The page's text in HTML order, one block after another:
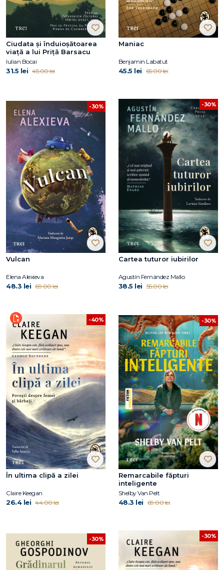
Ciudata și înduioșătoarea
viață a lui Priță Barsacu
Iulian Bocai
31.5 lei 45.00 lei
Maniac
Benjamin Labatut
45.5 lei 65.00 lei
-30%
Vulcan
Elena Alexieva
48.3 lei 69.00 lei
-30%
Cartea tuturor iubirilor
Agustín Fernández Mallo
38.5 lei 55.00 lei
-40%
În ultima clipă a zilei
Claire Keegan
26.4 lei 44.00 lei
-30%
Remarcabile făpturi
inteligente
Shelby Van Pelt
48.3 lei 69.00 lei
-30% -30%